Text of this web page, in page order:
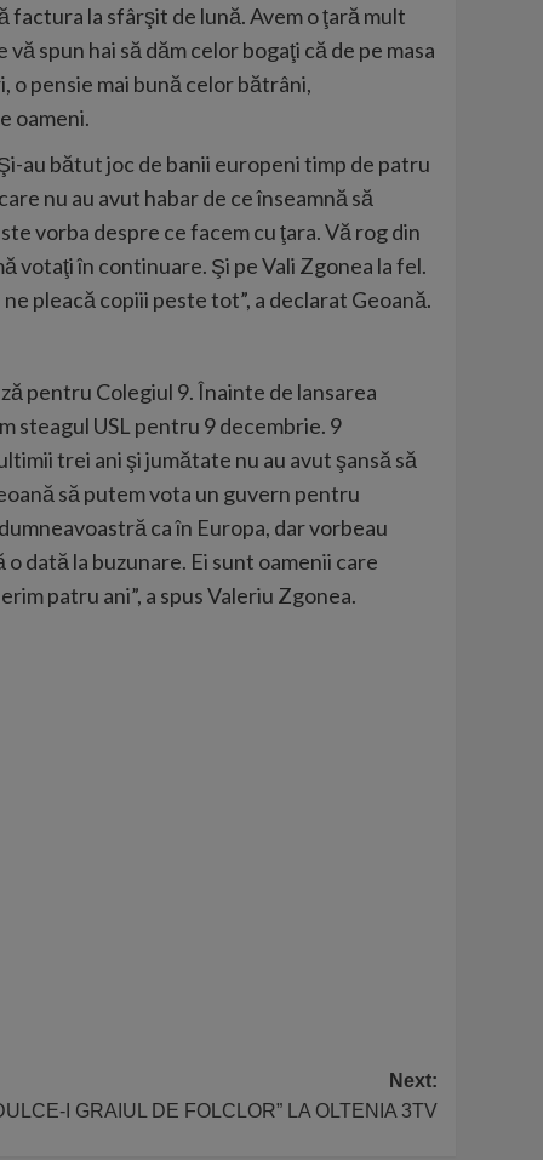
factura la sfârşit de lună. Avem o ţară mult
spun hai să dăm celor bogaţi că de pe masa
o pensie mai bună celor bătrâni,
oameni.
au bătut joc de banii europeni timp de patru
nu au avut habar de ce înseamnă să
vorba despre ce facem cu ţara. Vă rog din
votaţi în continuare. Şi pe Vali Zgonea la fel.
pleacă copiii peste tot”, a declarat Geoană.
pentru Colegiul 9. Înainte de lansarea
steagul USL pentru 9 decembrie. 9
trei ani şi jumătate nu au avut şansă să
să putem vota un guvern pentru
ca în Europa, dar vorbeau
dată la buzunare. Ei sunt oamenii care
patru ani”, a spus Valeriu Zgonea.
Next:
I GRAIUL DE FOLCLOR” LA OLTENIA 3TV